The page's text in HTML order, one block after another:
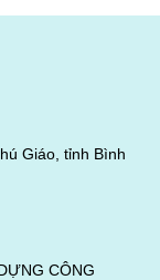
Giáo, tỉnh Bình
CÔNG